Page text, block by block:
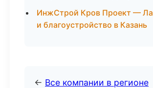
ИнжСтрой Кров Проект —
и благоустройство в Казань
← Все компании в регионе